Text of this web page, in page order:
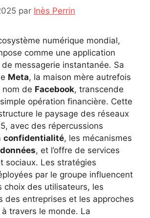
par Inès Perrin
numérique mondial,
comme une application
messagerie instantanée. Sa
Meta, la maison mère autrefois
nom de Facebook, transcende
opération financière. Cette
le paysage des réseaux
avec des répercussions
confidentialité, les mécanismes
, et l’offre de services
sociaux. Les stratégies
par le groupe influencent
choix des utilisateurs, les
des entreprises et les approches
travers le monde. La